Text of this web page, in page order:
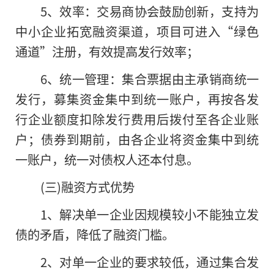
5、效率：交易商协会鼓励创新，支持为
中小企业拓宽融资渠道，项目可进入“绿色
通道”注册，有效提高发行效率；
6、统一管理：集合票据由主承销商统一
发行，募集资金集中到统一账户，再按各发
行企业额度扣除发行费用后拨付至各企业账
户；债券到期前，由各企业将资金集中到统
一账户，统一对债权人还本付息。
(三)融资方式优势
1、解决单一企业因规模较小不能独立发
债的矛盾，降低了融资门槛。
2、对单一企业的要求较低，通过集合发